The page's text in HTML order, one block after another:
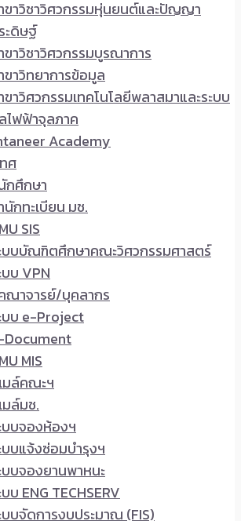
ขาวิชาวิศวกรรมหุ่นยนต์และปัญญา
ะดิษฐ์
ขาวิชาวิศวกรรมบูรณาการ
ขาวิทยาการข้อมูล
ขาวิศวกรรมเทคโนโลยีพลาสมาและระบบ
ไฟฟ้าจุลภาค
Academy
ศ
กศึกษา
นักทะเบียน มช.
SIS
บบบัณฑิตศึกษาคณะวิศวกรรมศาสตร์
บบ VPN
ณาจารย์/บุคลากร
บบ e-Project
MIS
มล์คณะฯ
มล์มช.
บบจองห้องฯ
บบแจ้งซ่อมบำรุงฯ
บบจองยานพาหนะ
บบ ENG TECHSERV
บบจัดการงบประมาณ (FIS)